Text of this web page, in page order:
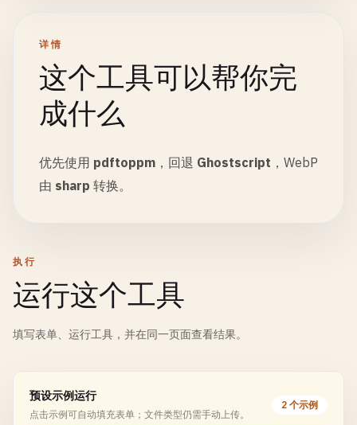
详情
这个工具可以帮你完
成什么
优先使用 pdftoppm ，回退 Ghostscript ，WebP
由 sharp 转换。
执行
运行这个工具
填写表单、运行工具，并在同一页面查看结果。
预设示例运行
点击示例可自动填充表单；文件类型仍需手动上传。
2 个示例